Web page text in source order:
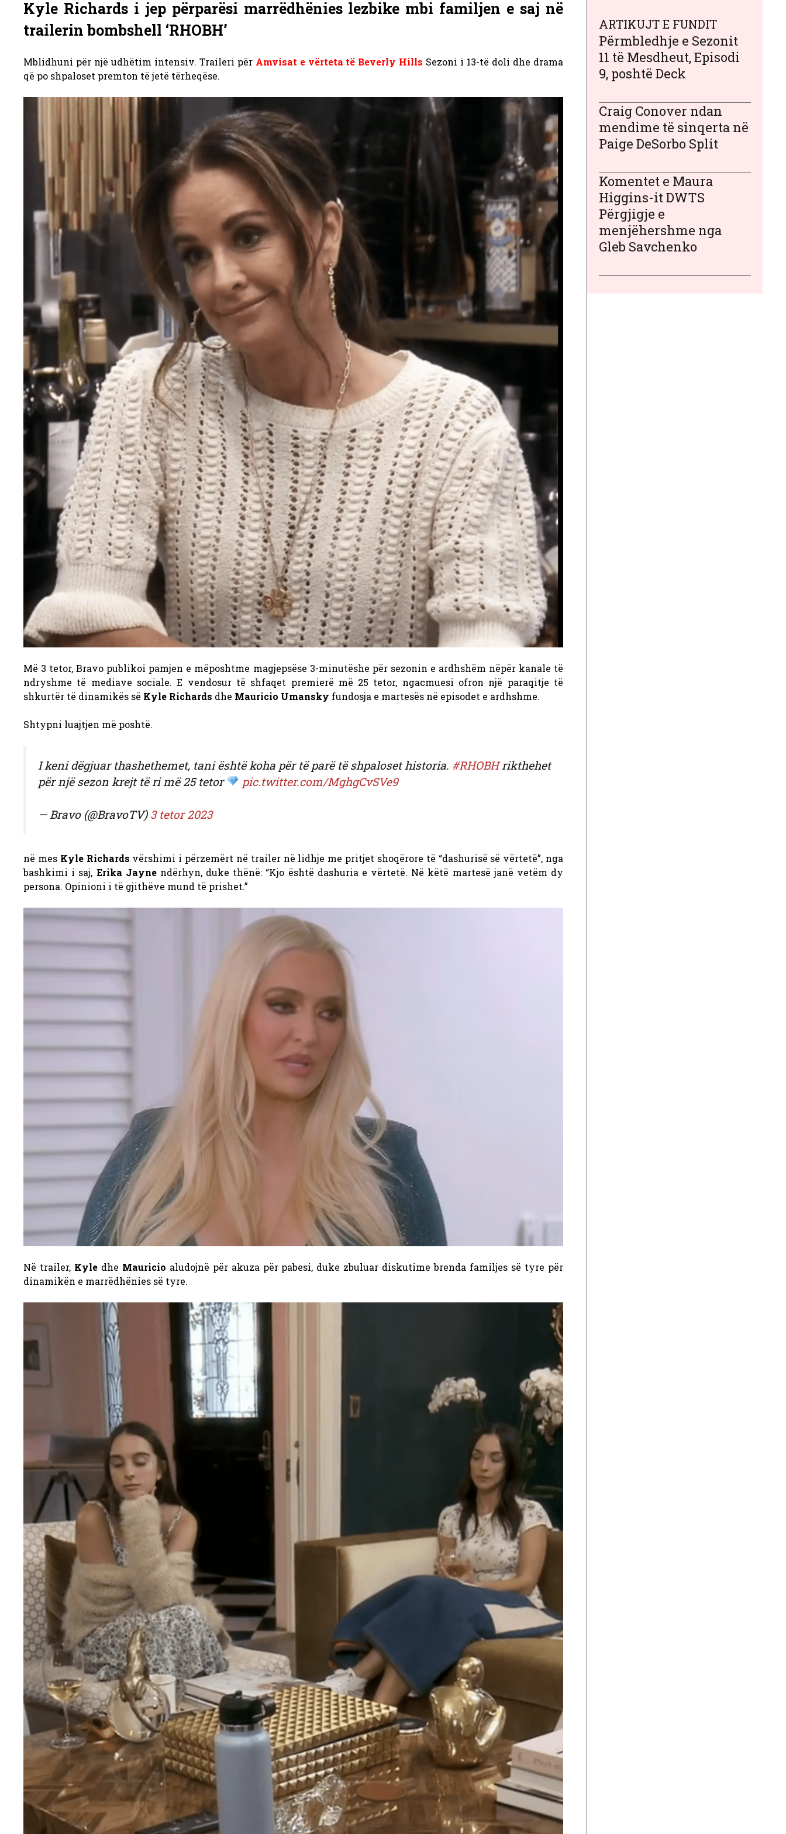
Kyle Richards i jep përparësi marrëdhënies lezbike mbi familjen e saj në
trailerin bombshell ‘RHOBH’
Mblidhuni për një udhëtim intensiv. Traileri për Amvisat e vërteta të Beverly Hills Sezoni i 13-të doli dhe drama
që po shpaloset premton të jetë tërheqëse.
Më 3 tetor, Bravo publikoi pamjen e mëposhtme magjepsëse 3-minutëshe për sezonin e ardhshëm nëpër kanale të
ndryshme të mediave sociale. E vendosur të shfaqet premierë më 25 tetor, ngacmuesi ofron një paraqitje të
shkurtër të dinamikës së Kyle Richards dhe Mauricio Umansky fundosja e martesës në episodet e ardhshme.
Shtypni luajtjen më poshtë.
I keni dëgjuar thashethemet, tani është koha për të parë të shpaloset historia. #RHOBHrikthehet
për një sezon krejt të ri më 25 tetor
pic.twitter.com/MghgCvSVe9
— Bravo (@BravoTV) 3 tetor 2023
në mes Kyle Richards vërshimi i përzemërt në trailer në lidhje me pritjet shoqërore të “dashurisë së vërtetë”, nga
bashkimi i saj, Erika Jaynendërhyn, duke thënë: “Kjo është dashuria e vërtetë. Në këtë martesë janë vetëm dy
persona. Opinioni i të gjithëve mund të prishet.”
Në trailer, Kyledhe Mauricio aludojnë për akuza për pabesi, duke zbuluar diskutime brenda familjes së tyre për
dinamikën e marrëdhënies së tyre.
ARTIKUJT E FUNDIT
Përmbledhje e Sezonit
11 të Mesdheut, Episodi
9, poshtë Deck
Craig Conover ndan
mendime të sinqerta në
Paige DeSorbo Split
Komentet e Maura
Higgins-it DWTS
Përgjigje e
menjëhershme nga
Gleb Savchenko